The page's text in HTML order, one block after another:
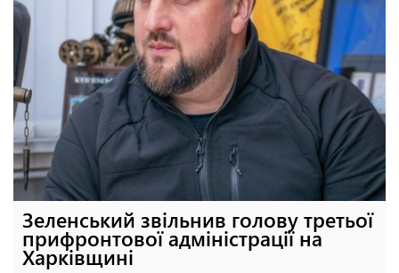
Зеленський звільнив голову третьої
прифронтової адміністрації на
Харківщині